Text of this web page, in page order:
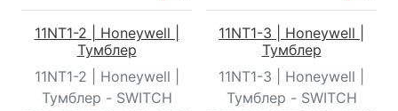
11NT1-2 | Honeywell |
Тумблер
11NT1-2 | Honeywell |
Тумблер - SWITCH
11NT1-3 | Honeywell |
Тумблер
11NT1-3 | Honeywell |
Тумблер - SWITCH